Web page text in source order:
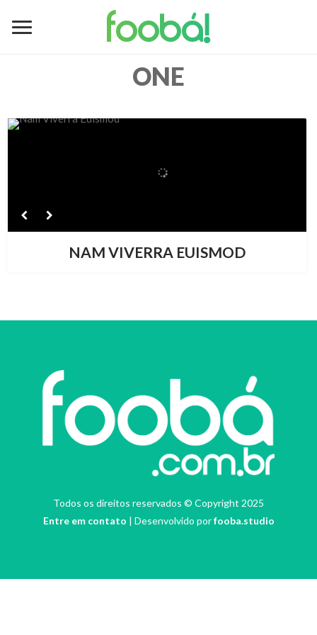
foobá!
ONE
NAM VIVERRA EUISMOD
Todos os direitos reservados © Copyright 2025
Entre em contato | Desenvolvido porfooba.studio